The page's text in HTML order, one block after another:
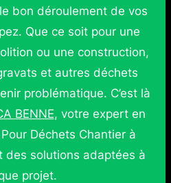
bon déroulement de vos
Que ce soit pour une
ou une construction,
et autres déchets
problématique. C’est là
BENNE, votre expert en
Déchets Chantier à
des solutions adaptées à
projet.